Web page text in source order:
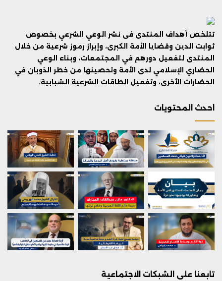
تتلخص أهداف المنتدى فى نشر الوعي الشرعي بخصوص
ثوابت الدين وقضايا الأمة الكبرى، وإبراز رموز شرعية من خلال
المنتدى لتفعيل دورهم في المجتمعات، وبناء الوعي
الحضاري الإسلامي لدى الأمة وتحصينها من خطر الذوبان في
الحضارات الأخرى، وتفعيل الطاقات الشرعية الشبابية.
احدث المحتويات
تابعنا على الشبكات الاجتماعية